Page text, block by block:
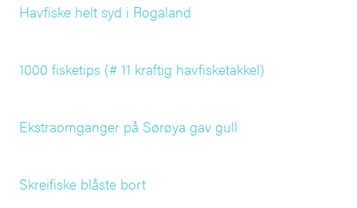
Havfiske helt syd i Rogaland
1000 fisketips (# 11 kraftig havfisketakkel)
Ekstraomganger på Sørøya gav gull
Skreifiske blåste bort